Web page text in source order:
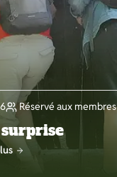
Réservé aux membres